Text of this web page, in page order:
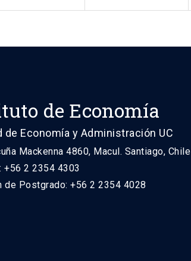
de Economía
de Economía y Administración UC
Mackenna 4860, Macul. Santiago, Chile
+56 2 2354 4303
de Postgrado: +56 2 2354 4028